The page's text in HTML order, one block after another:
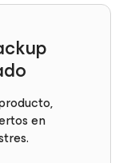
en